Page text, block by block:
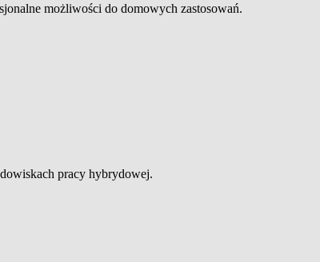
możliwości do domowych zastosowań.
pracy hybrydowej.